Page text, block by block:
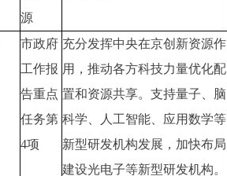
源
市政府
工作报
告重点
任务第
4项
充分发挥中央在京创新资源作
用，推动各方科技力量优化配
置和资源共享。支持量子、脑
科学、人工智能、应用数学等
新型研发机构发展，加快布局
建设光电子等新型研发机构。